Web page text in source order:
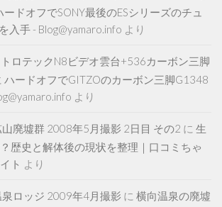
ードオフでSONY最後のESシリーズのチュ
入手 - Blog@yamaro.info より
ロテックN8ビデオ雲台+536カーボン三脚
ハードオフでGITZOのカーボン三脚G1348
より
山廃墟群 2008年5月撮影 2日目 その2 に 生
歴史と解体後の現状を整理｜口コミちゃ
ト より
泉ロッジ 2009年4月撮影 に 横向温泉の廃墟